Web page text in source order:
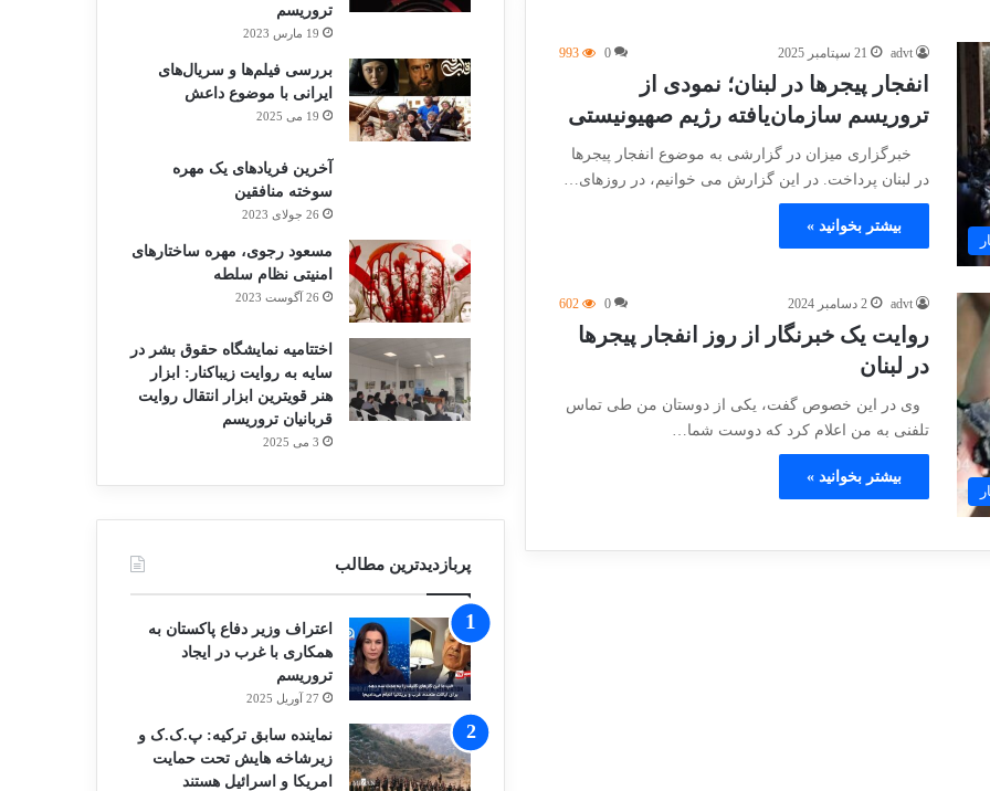
advt 21 سپتامبر 2025 0
993
انفجار پیجرها در لبنان؛ نمودی از
تروریسم سازمان‌یافته رژیم صهیونیستی
خبرگزاری میزان در گزارشی به موضوع انفجار پیجرها
در لبنان پرداخت. در این گزارش می خوانیم، در روز‌های…
بیشتر بخوانید »
advt 2 دسامبر 2024 0
602
روایت یک خبرنگار از روز انفجار پیجرها
در لبنان
وی در این خصوص گفت، یکی از دوستان من طی تماس
تلفنی به من اعلام کرد که دوست شما…
بیشتر بخوانید »
تروریسم
19 مارس 2023
بررسی فیلم‌ها و سریال‌های
ایرانی با موضوع داعش
19 می 2025
آخرین فریادهای یک مهره
سوخته منافقین
26 جولای 2023
مسعود رجوی، مهره ساختارهای
امنیتی نظام سلطه
26 آگوست 2023
اختتامیه نمایشگاه حقوق بشر در
سایه به روایت زیباکنار: ابزار
هنر قویترین ابزار انتقال روایت
قربانیان تروریسم
3 می 2025
پربازدیدترین مطالب
اعتراف وزیر دفاع پاکستان به
همکاری با غرب در ایجاد
تروریسم
27 آوریل 2025
نماینده سابق ترکیه: پ.ک.ک و
زیرشاخه هایش تحت حمایت
امریکا و اسرائیل هستند